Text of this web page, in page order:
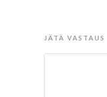
JÄTÄ VASTAUS